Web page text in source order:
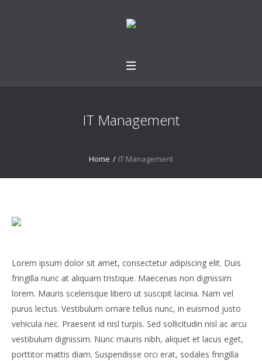
IT Management
Home / IT Management
Lorem ipsum dolor sit amet, consectetur adipiscing elit. Duis
fringilla nunc at aliquam tristique. Maecenas non dignissim
lorem. Mauris scelerisque libero ut suscipit lacinia. Nam vel
purus lectus. Vestibulum ornare tellus nunc, in euismod justo
vehicula nec. Praesent id nisl turpis. Sed sollicitudin nisl ac arcu
vestibulum dignissim. Nunc mauris nibh, aliquet et lacus eget,
porttitor mattis diam. Suspendisse orci erat, sodales fringilla